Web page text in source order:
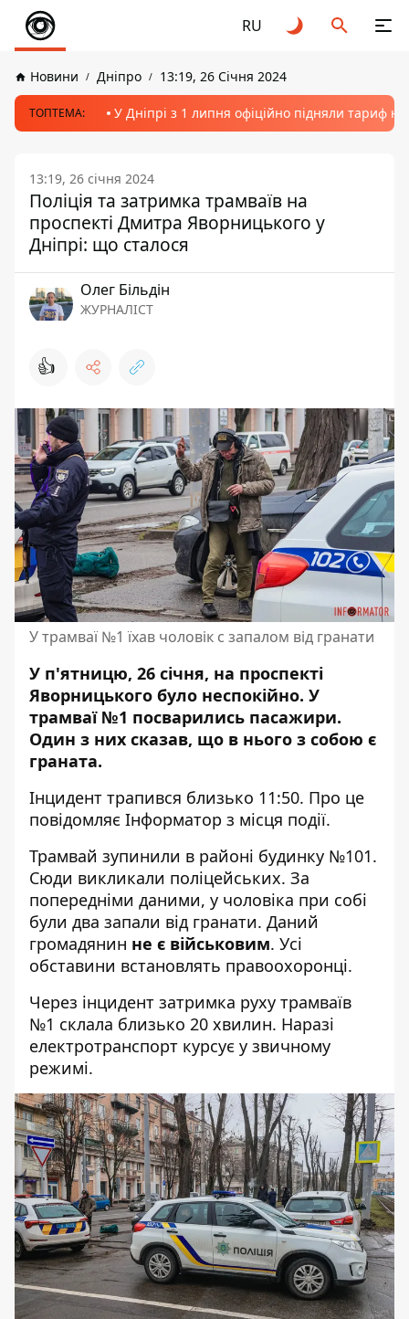
RU
Новини Дніпро 13:19, 26 Січня 2024
ТОПТЕМА: У Дніпрі з 1 липня офіційно підняли тариф
13:19, 26 січня 2024
Поліція та затримка трамваїв на
проспекті Дмитра Яворницького у
Дніпрі: що сталося
Олег Більдін
ЖУРНАЛІСТ
👍
У трамваї №1 їхав чоловік с запалом від гранати
У п'ятницю, 26 січня, на проспекті
Яворницького було неспокійно. У
трамваї №1 посварились пасажири.
Один з них сказав, що в нього з собою є
граната.
Інцидент трапився близько 11:50. Про це
повідомляє Інформатор з місця події.
Трамвай зупинили в районі будинку №101.
Сюди викликали поліцейських. За
попередніми даними, у чоловіка при собі
були два запали від гранати. Даний
громадянин не є військовим. Усі
обставини встановлять правоохоронці.
Через інцидент затримка руху трамваїв
№1 склала близько 20 хвилин. Наразі
електротранспорт курсує у звичному
режимі.